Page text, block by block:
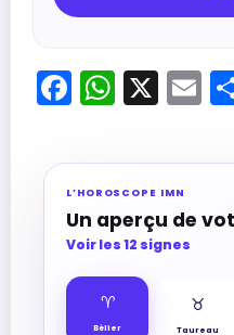
X
L’HOROSCOPE IMN
Un aperçu de
Voir les 12 signes
♈︎
Bélier
♉︎
Taureau